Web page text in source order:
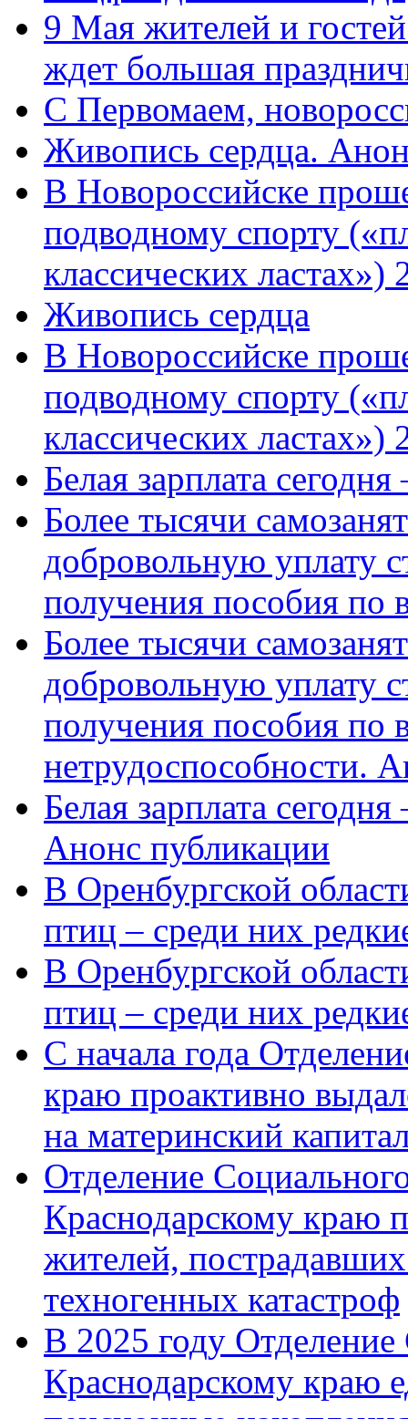
9 Мая жителей и
ждет большая
C Первомаем,
Живопись сердца.
В Новороссийске
подводному спорту
классических
Живопись сердца
В Новороссийске
подводному спорту
классических ластах»)
Белая зарплата
Более тысячи
добровольную уплату
получения пособия по
Более тысячи
добровольную уплату
получения пособия по
нетрудоспособности.
Белая зарплата
Анонс публикации
В Оренбургской
птиц – среди них
В Оренбургской
птиц – среди них
С начала года
краю проактивно
на материнский
Отделение
Краснодарскому краю
жителей,
техногенных катастроф
В 2025 году
Краснодарскому краю